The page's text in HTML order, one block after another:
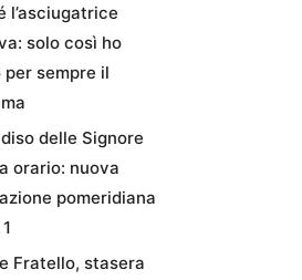
l’asciugatrice
solo così ho
sempre il
delle Signore
orario: nuova
pomeridiana
Fratello, stasera